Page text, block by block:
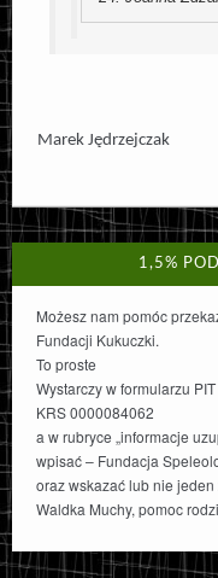
Marek Jędrzejczak
1,5%
Możesz nam pomóc
Fundacji Kukuczki.
To proste
Wystarczy w formularzu
KRS 0000084062
a w rubryce „informacje
wpisać – Fundacja
oraz wskazać lub nie
Waldka Muchy, pomoc